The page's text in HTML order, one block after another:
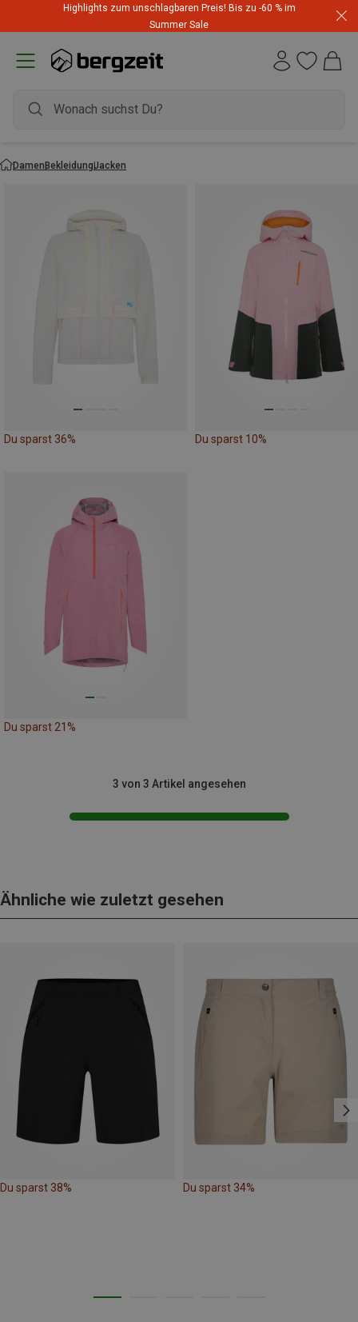
Highlights zum unschlagbaren Preis! Bis zu -60 % im
Summer Sale
DamenBekleidungJacken
Du sparst 36% Du sparst 10%
Du sparst 21%
3 von 3 Artikel angesehen
Ähnliche wie zuletzt gesehen
Du sparst 38% Du sparst 34%